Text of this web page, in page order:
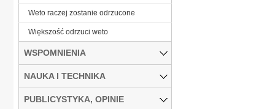
Weto raczej zostanie odrzucone
Większość odrzuci weto
WSPOMNIENIA
NAUKA I TECHNIKA
PUBLICYSTYKA, OPINIE